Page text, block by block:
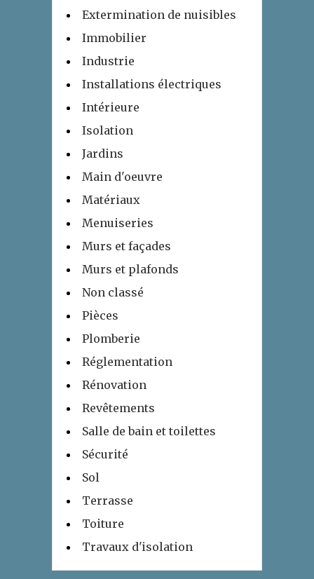
Extermination de nuisibles
Immobilier
Industrie
Installations électriques
Intérieure
Isolation
Jardins
Main d'oeuvre
Matériaux
Menuiseries
Murs et façades
Murs et plafonds
Non classé
Pièces
Plomberie
Réglementation
Rénovation
Revêtements
Salle de bain et toilettes
Sécurité
Sol
Terrasse
Toiture
Travaux d'isolation